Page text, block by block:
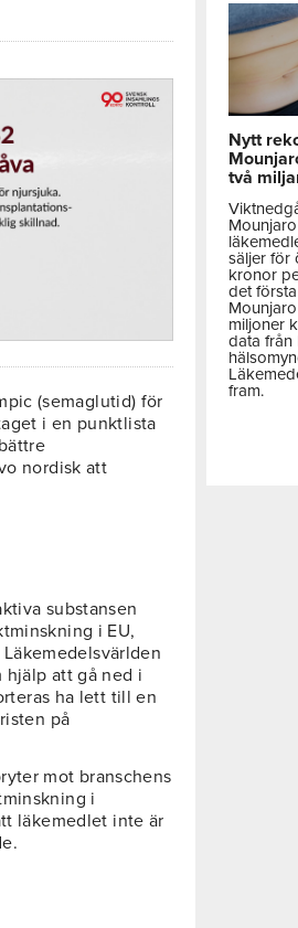
(semaglutid) för
i en punktlista
nordisk att
substansen
i EU,
hjälp att gå ned i
ha lett till en
på
mot branschens
i
läkemedlet inte är
Nytt
två
säljer för
kronor
det
miljoner
data från
fram.